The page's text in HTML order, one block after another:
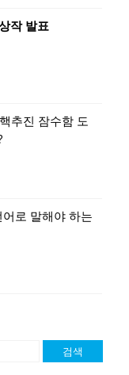
작 발표
추진 잠수함 도
로 말해야 하는
검색